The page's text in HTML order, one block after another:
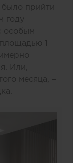
было прийти
году
особым
1
Или,
месяца, –